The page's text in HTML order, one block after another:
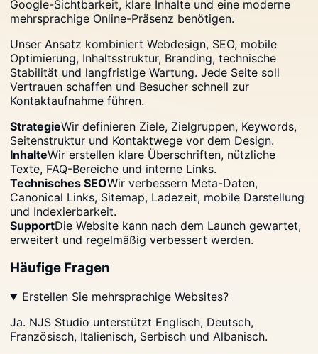
Google-Sichtbarkeit, klare Inhalte und eine moderne
mehrsprachige Online-Präsenz benötigen.
Unser Ansatz kombiniert Webdesign, SEO, mobile
Optimierung, Inhaltsstruktur, Branding, technische
Stabilität und langfristige Wartung. Jede Seite soll
Vertrauen schaffen und Besucher schnell zur
Kontaktaufnahme führen.
StrategieWir definieren Ziele, Zielgruppen, Keywords,
Seitenstruktur und Kontaktwege vor dem Design.
InhalteWir erstellen klare Überschriften, nützliche
Texte, FAQ-Bereiche und interne Links.
Technisches SEOWir verbessern Meta-Daten,
Canonical Links, Sitemap, Ladezeit, mobile Darstellung
und Indexierbarkeit.
SupportDie Website kann nach dem Launch gewartet,
erweitert und regelmäßig verbessert werden.
Häufige Fragen
Erstellen Sie mehrsprachige Websites?
Ja. NJS Studio unterstützt Englisch, Deutsch,
Französisch, Italienisch, Serbisch und Albanisch.